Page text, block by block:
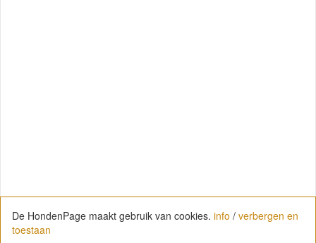
De HondenPage maakt gebruik van cookies. info / verbergen en
toestaan